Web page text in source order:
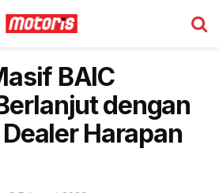
BAIC
dengan
Harapan